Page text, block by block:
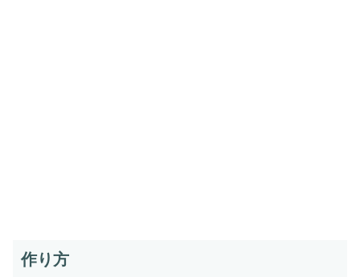
作り方